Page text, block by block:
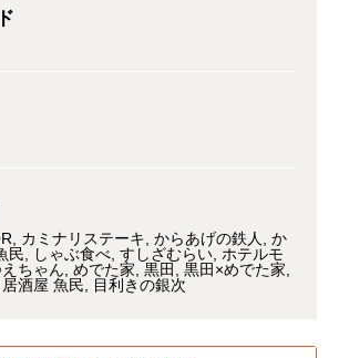
カミナリステーキ からあげの鉄人
か
民
しゃぶ食べ すしざむらい ホテルモ
ちゃん めでた家 黒田
黒田×めでた家
酒屋 魚民 目利きの銀次